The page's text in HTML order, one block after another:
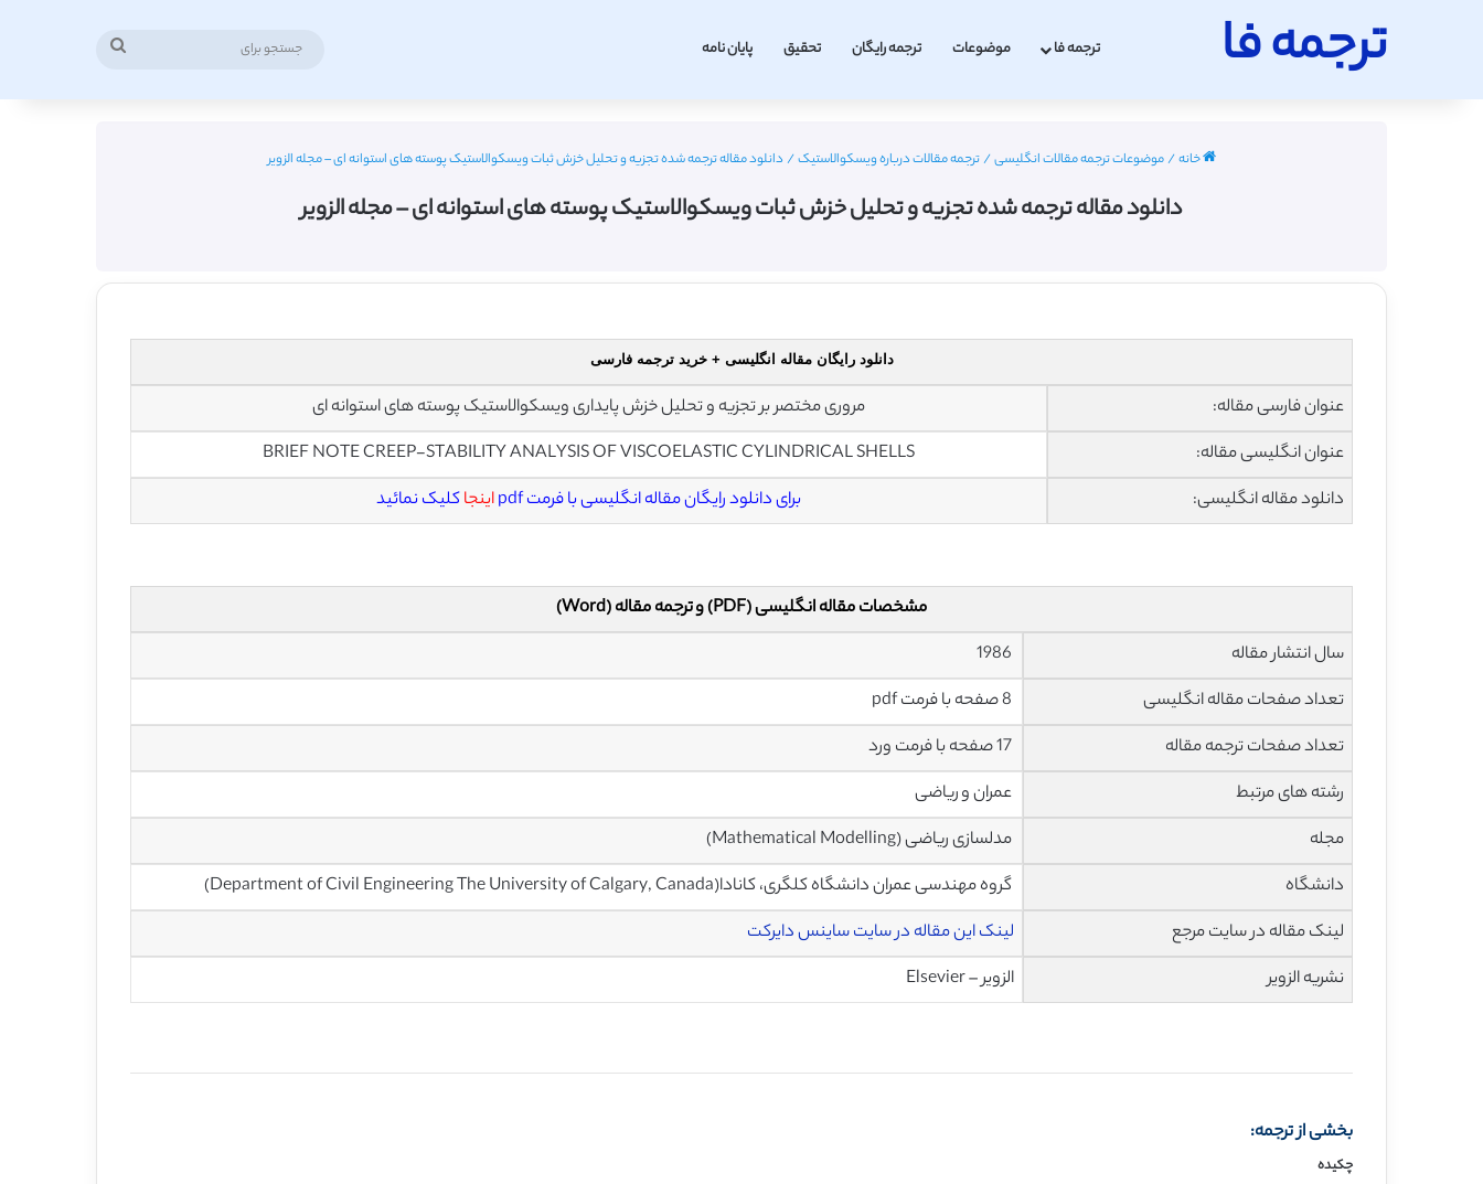
ترجمه فا ترجمه فا موضوعات ترجمه رایگان تحقیق پایان نامه
خانه/موضوعات ترجمه مقالات انگلیسی/ترجمه مقالات درباره ویسکوالاستیک/ دانلود مقاله ترجمه شده تجزیه و تحلیل خزش ثبات ویسکوالاستیک پوسته های استوانه ای – مجله الزویر
دانلود مقاله ترجمه شده تجزیه و تحلیل خزش ثبات ویسکوالاستیک پوسته های استوانه ای – مجله الزویر
دانلود رایگان مقاله انگلیسی + خرید ترجمه فارسی
عنوان فارسی مقاله:
مروری مختصر بر تجزیه و تحلیل خزش پایداری ویسکوالاستیک پوسته های استوانه ای
عنوان انگلیسی مقاله:
BRIEF NOTE CREEP-STABILITY ANALYSIS OF VISCOELASTIC CYLINDRICAL SHELLS
دانلود مقاله انگلیسی:
برای دانلود رایگان مقاله انگلیسی با فرمت pdf اینجاکلیک نمائید
مشخصات مقاله انگلیسی (PDF) و ترجمه مقاله (Word)
سال انتشار مقاله
تعداد صفحات مقاله انگلیسی
تعداد صفحات ترجمه مقاله
رشته های مرتبط
عمران و ریاضی
مجله
مدلسازی ریاضی (Mathematical Modelling)
دانشگاه
گروه مهندسی عمران دانشگاه کلگری، کانادا(Department of Civil Engineering The University of Calgary, Canada)
لینک مقاله در سایت مرجع
لینک این مقاله در سایت ساینس دایرکت
نشریه الزویر
الزویر – Elsevier
بخشی از ترجمه:
چکیده